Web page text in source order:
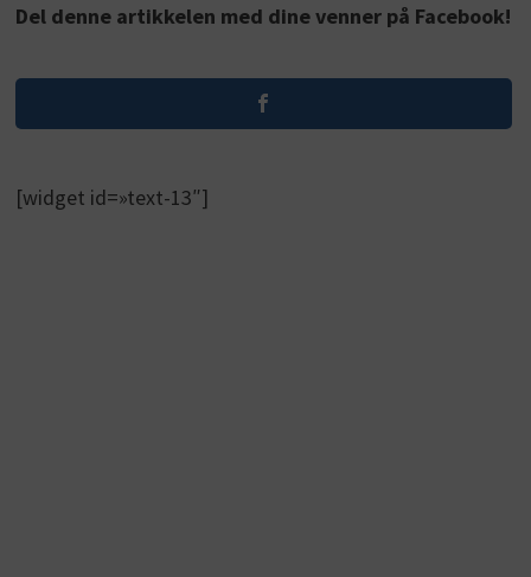
Del denne artikkelen med dine venner på Facebook!
[widget id=»text-13″]